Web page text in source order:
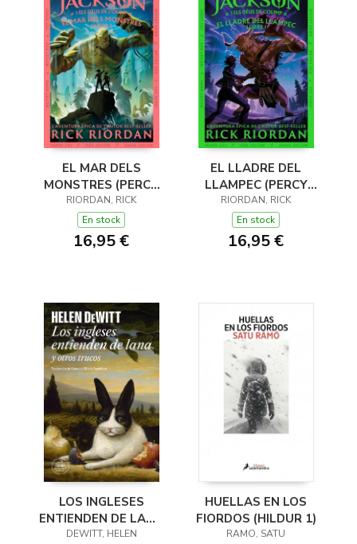
EL MAR DELS
MONSTRES (PERCY
JACKSON I ELS DÉUS
DE L'OLIMP 2)
RIORDAN, RICK
En stock
16,95 €
EL LLADRE DEL
LLAMPEC (PERCY
JACKSON I ELS DÉUS
DE L'OLIMP 1)
RIORDAN, RICK
En stock
16,95 €
LOS INGLESES
ENTIENDEN DE LANA
(Y OTROS TRUCOS)
DEWITT, HELEN
HUELLAS EN LOS
FIORDOS (HILDUR 1)
RAMO, SATU